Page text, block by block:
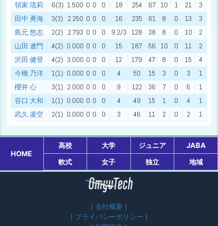
領家 琉莉 6(3) 1.500 0 0 0 18 254 67 10 1 21 3
田中 勇海
3(3) 2.250 0 0 0 16 235 61 8 0 13 3
島元 悠志
2(2) 2.793 0 0 0 9 2/3 128 38 8 0 10 2
山田 遼門
4(2) 0.000 0 0 0 15 187 56 10 0 11 2
沢田 健登
4(2) 3.000 0 0 0 12 179 47 8 0 15 4
今橋 乃洋
1(1) 0.000 0 0 0 4 50 15 3 0 3 1
櫻井 心
3(1) 2.000 0 0 0 9 122 36 7 0 6 1
谷口 大和
1(1) 0.000 0 0 0 4 49 15 1 0 4 1
武久 凌空
2(1) 0.000 0 0 0 3 46 11 2 0 2 1
HOME
高校 大学 ジュニア
JABA
軟式
女子 独立 地域
会社概要
プライバシーポリシー